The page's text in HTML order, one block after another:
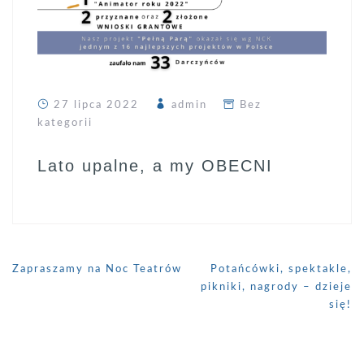
27 lipca 2022 admin
Bez
kategorii
Lato upalne, a my OBECNI
Nawigacja
Zapraszamy na Noc Teatrów
Potańcówki, spektakle,
pikniki, nagrody – dzieje
się!